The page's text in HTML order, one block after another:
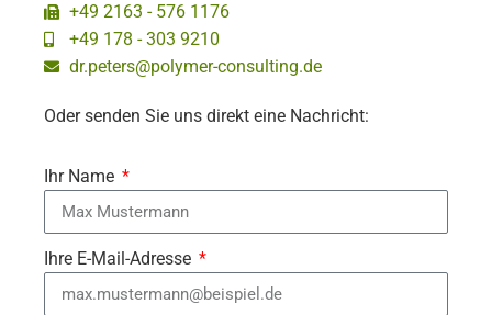
+49 2163 - 576 1176
+49 178 - 303 9210
dr.peters@polymer-consulting.de
Oder senden Sie uns direkt eine Nachricht:
Ihr Name
Ihre E-Mail-Adresse